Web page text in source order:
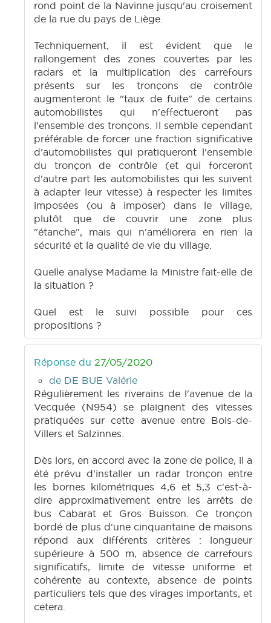
rond point de la Navinne jusqu'au croisement
de la rue du pays de Liège.
Techniquement, il est évident que le
rallongement des zones couvertes par les
radars et la multiplication des carrefours
présents sur les tronçons de contrôle
augmenteront le "taux de fuite" de certains
automobilistes qui n'effectueront pas
l'ensemble des tronçons. Il semble cependant
préférable de forcer une fraction significative
d'automobilistes qui pratiqueront l'ensemble
du tronçon de contrôle (et qui forceront
d'autre part les automobilistes qui les suivent
à adapter leur vitesse) à respecter les limites
imposées (ou à imposer) dans le village,
plutôt que de couvrir une zone plus
"étanche", mais qui n'améliorera en rien la
sécurité et la qualité de vie du village.
Quelle analyse Madame la Ministre fait-elle de
la situation ?
Quel est le suivi possible pour ces
propositions ?
Réponse du 27/05/2020
de DE BUE Valérie
Régulièrement les riverains de l'avenue de la
Vecquée (N954) se plaignent des vitesses
pratiquées sur cette avenue entre Bois-de-
Villers et Salzinnes.
Dès lors, en accord avec la zone de police, il a
été prévu d'installer un radar tronçon entre
les bornes kilométriques 4,6 et 5,3 c'est-à-
dire approximativement entre les arrêts de
bus Cabarat et Gros Buisson. Ce tronçon
bordé de plus d'une cinquantaine de maisons
répond aux différents critères : longueur
supérieure à 500 m, absence de carrefours
significatifs, limite de vitesse uniforme et
cohérente au contexte, absence de points
particuliers tels que des virages importants, et
cetera.